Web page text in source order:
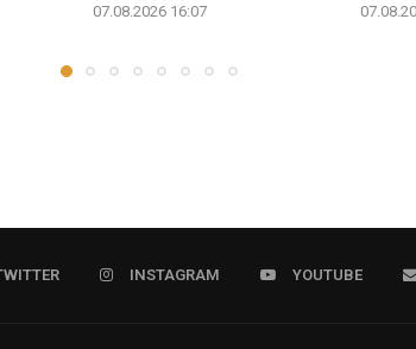
07.08.2026 16:07
INSTAGRAM YOUTUBE